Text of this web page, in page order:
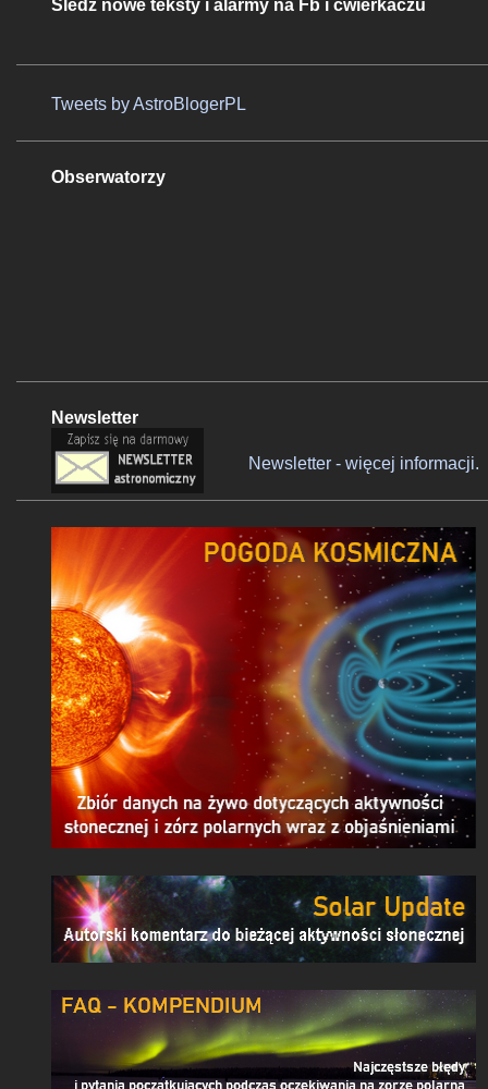
Śledź nowe teksty i alarmy na Fb i ćwierkaczu
Tweets by AstroBlogerPL
Obserwatorzy
Newsletter
Newsletter - więcej informacji.